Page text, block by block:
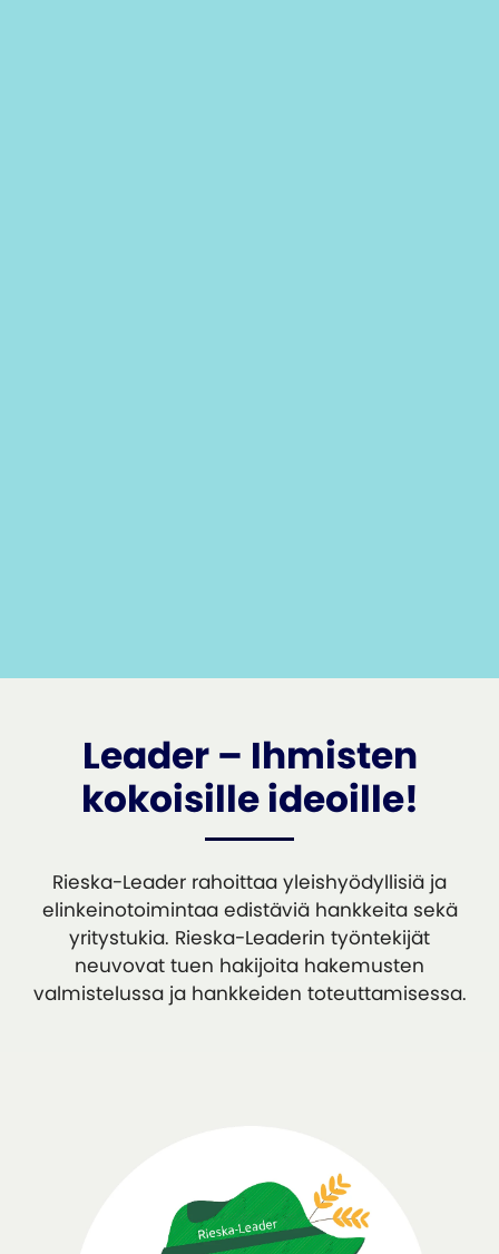
Leader – Ihmisten
kokoisille ideoille!
Rieska-Leader rahoittaa yleishyödyllisiä ja
elinkeinotoimintaa edistäviä hankkeita sekä
yritystukia. Rieska-Leaderin työntekijät
neuvovat tuen hakijoita hakemusten
valmistelussa ja hankkeiden toteuttamisessa.